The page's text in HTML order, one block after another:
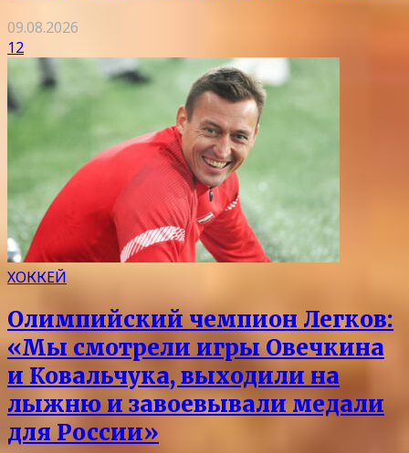
09.08.2026
12
ХОККЕЙ
Олимпийский чемпион Легков:
«Мы смотрели игры Овечкина
и Ковальчука, выходили на
лыжню и завоевывали медали
для России»